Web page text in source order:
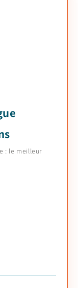
: le meilleur